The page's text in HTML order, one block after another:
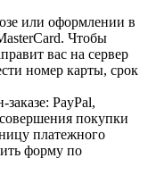
или оформлении в
Чтобы
вас на сервер
номер карты, срок
PayPal,
покупки
платежного
форму по